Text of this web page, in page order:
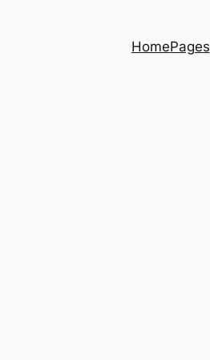
HomePages